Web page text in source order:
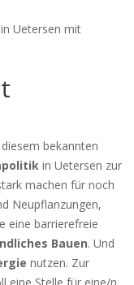
Uetersen mit
diesem bekannten
in Uetersen zur
machen für noch
Neupflanzungen,
eine barrierefreie
Bauen. Und
nutzen. Zur
eine Stelle für eine/n